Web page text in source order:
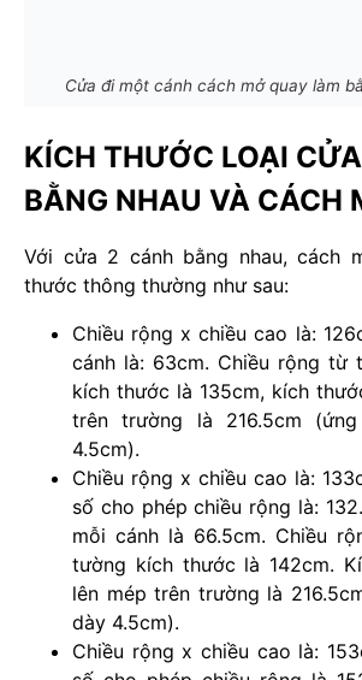
Cửa đi một cánh cách mở quay làm
KÍCH THƯỚC LOẠI
BẰNG NHAU VÀ CÁCH
Với cửa 2 cánh bằng nhau, cách
thước thông thường như sau:
Chiều rộng x chiều cao là:
cánh là: 63cm. Chiều rộng từ
kích thước là 135cm, kích
trên trường là 216.5cm
4.5cm).
Chiều rộng x chiều cao là:
số cho phép chiều rộng là:
mỗi cánh là 66.5cm. Chiều
tường kích thước là 142cm.
lên mép trên trường là
dày 4.5cm).
Chiều rộng x chiều cao là: